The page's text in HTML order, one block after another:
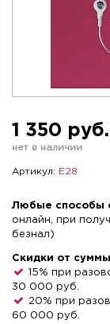
1 350 руб.
нет в наличии
Артикул: Е28
Любые способы
онлайн, при
безнал)
Скидки от суммы
15% при
30 000 руб.
20% при
60 000 руб.